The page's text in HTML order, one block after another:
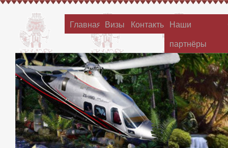
Главная Визы Контакты Наши
партнёры